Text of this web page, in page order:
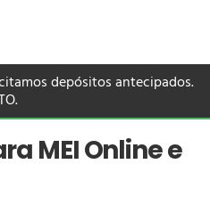
depósitos antecipados.
MEI Online e